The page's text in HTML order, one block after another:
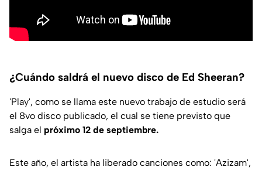
¿Cuándo saldrá el nuevo disco de Ed Sheeran?
'Play', como se llama este nuevo trabajo de estudio será
el 8vo disco publicado, el cual se tiene previsto que
salga el próximo 12 de septiembre.
Este año, el artista ha liberado canciones como: 'Azizam',